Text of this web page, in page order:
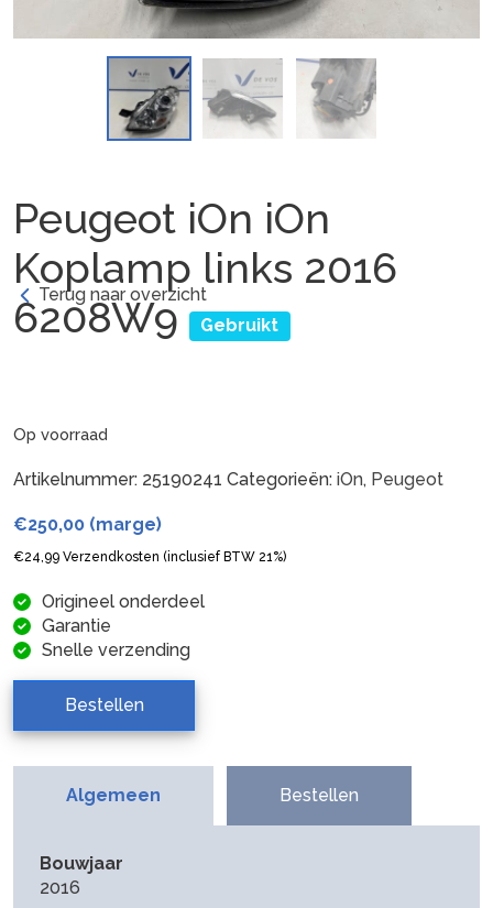
Peugeot iOn iOn
Koplamp links 2016
6208W9 Gebruikt
Terug naar overzicht
Op voorraad
Artikelnummer: 25190241 Categorieën: iOn, Peugeot
€250,00 (marge)
€24,99 Verzendkosten (inclusief BTW 21%)
Origineel onderdeel
Garantie
Snelle verzending
Bestellen
Algemeen Bestellen
Bouwjaar
2016